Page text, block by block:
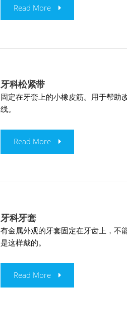
Read More
牙科松紧带
固定在牙套上的小橡皮筋。用于帮助
线。
Read More
牙科牙套
有金属外观的牙套固定在牙齿上，不
是这样戴的。
Read More